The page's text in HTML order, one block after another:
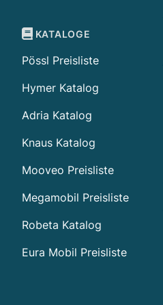
KATALOGE
Pössl Preisliste
Hymer Katalog
Adria Katalog
Knaus Katalog
Mooveo Preisliste
Megamobil Preisliste
Robeta Katalog
Eura Mobil Preisliste